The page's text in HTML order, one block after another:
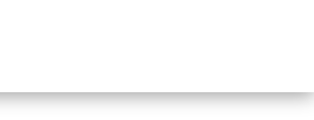
ein gemeinsames Projekt
Projekt